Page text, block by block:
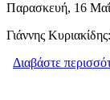
Παρασκευή, 16
Γιάννης
Διαβάστε